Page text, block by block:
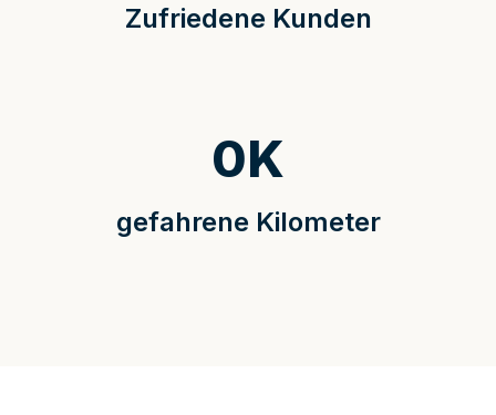
Zufriedene Kunden
gefahrene Kilometer
0K